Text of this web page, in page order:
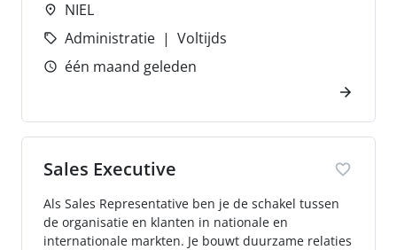
NIEL
Administratie
Voltijds
één maand geleden
Sales Executive
Als Sales Representative ben je de schakel tussen
de organisatie en klanten in nationale en
internationale markten. Je bouwt duurzame relaties